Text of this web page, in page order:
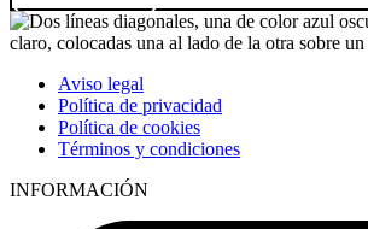
Aviso legal
Política de privacidad
Política de cookies
Términos y condiciones
INFORMACIÓN